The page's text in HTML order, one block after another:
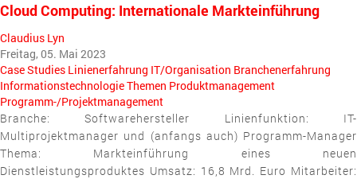
Cloud Computing: Internationale Markteinführung
Claudius Lyn
Freitag, 05. Mai 2023
Case Studies Linienerfahrung IT/Organisation Branchenerfahrung
InformationstechnologieThemen Produktmanagement
Programm-/Projektmanagement
Branche: Softwarehersteller Linienfunktion: IT-
Multiprojektmanager und (anfangs auch) Programm-Manager
Thema: Markteinführung eines neuen
Dienstleistungsproduktes Umsatz: 16,8 Mrd. Euro Mitarbeiter: